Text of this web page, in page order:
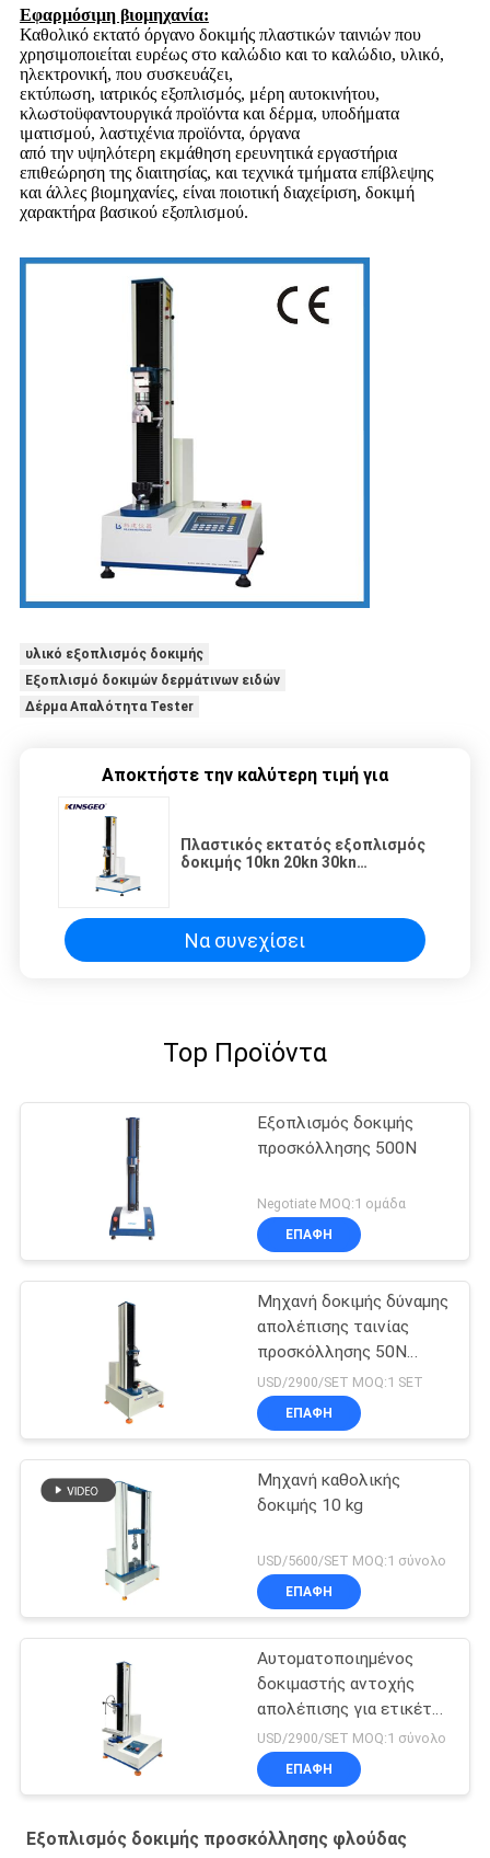
Εφαρμόσιμη βιομηχανία:
Καθολικό εκτατό όργανο δοκιμής πλαστικών ταινιών που
χρησιμοποιείται ευρέως στο καλώδιο και το καλώδιο, υλικό,
ηλεκτρονική, που συσκευάζει,
εκτύπωση, ιατρικός εξοπλισμός, μέρη αυτοκινήτου,
κλωστοϋφαντουργικά προϊόντα και δέρμα, υποδήματα
ιματισμού, λαστιχένια προϊόντα, όργανα
από την υψηλότερη εκμάθηση ερευνητικά εργαστήρια
επιθεώρηση της διαιτησίας, και τεχνικά τμήματα επίβλεψης
και άλλες βιομηχανίες, είναι ποιοτική διαχείριση, δοκιμή
χαρακτήρα βασικού εξοπλισμού.
υλικό εξοπλισμός δοκιμής
Εξοπλισμό δοκιμών δερμάτινων ειδών
Δέρμα Απαλότητα Tester
Αποκτήστε την καλύτερη τιμή για
Πλαστικός εκτατός εξοπλισμός
δοκιμής 10kn 20kn 30kn
Να συνεχίσει
Top Προϊόντα
Εξοπλισμός δοκιμής
προσκόλλησης 500N
Negotiate MOQ:1 ομάδα
ΕΠΑΦΉ
Μηχανή δοκιμής δύναμης
απολέπισης ταινίας
προσκόλλησης 50N
δοκιμαστής απολέπισης
ετικέτας
USD/2900/SET MOQ:1 SET
ΕΠΑΦΉ
Μηχανή καθολικής
δοκιμής 10 kg
USD/5600/SET MOQ:1 σύνολο
ΕΠΑΦΉ
Αυτοματοποιημένος
δοκιμαστής αντοχής
απολέπισης για ετικέτες
ταινιών με λογισμικό
ψηφιακής οθόνης PC
USD/2900/SET MOQ:1 σύνολο
ΕΠΑΦΉ
Εξοπλισμός δοκιμής προσκόλλησης φλούδας